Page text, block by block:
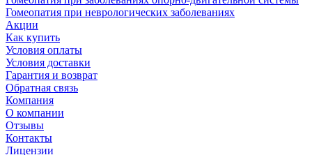
Гомеопатия при неврологических заболеваниях
Акции
Как купить
Условия оплаты
Условия доставки
Гарантия и возврат
Обратная связь
Компания
О компании
Отзывы
Контакты
Лицензии